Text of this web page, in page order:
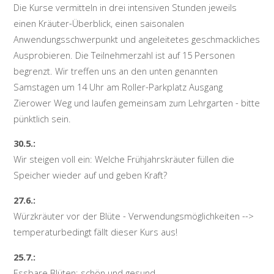
Die Kurse vermitteln in drei intensiven Stunden jeweils
einen Kräuter-Überblick, einen saisonalen
Anwendungsschwerpunkt und angeleitetes geschmackliches
Ausprobieren. Die Teilnehmerzahl ist auf 15 Personen
begrenzt. Wir treffen uns an den unten genannten
Samstagen um 14 Uhr am Roller-Parkplatz Ausgang
Zierower Weg und laufen gemeinsam zum Lehrgarten - bitte
pünktlich sein.
30.5.:
Wir steigen voll ein: Welche Frühjahrskräuter füllen die
Speicher wieder auf und geben Kraft?
27.6.:
Würzkräuter vor der Blüte - Verwendungsmöglichkeiten -->
temperaturbedingt fällt dieser Kurs aus!
25.7.: